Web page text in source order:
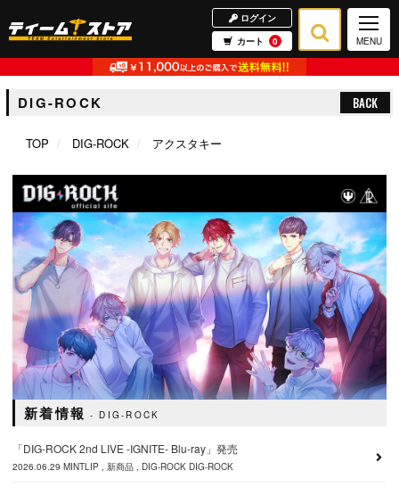
ログイン
カート
0 MENU
DIG-ROCK BACK
TOP DIG-ROCK アクスタキー
新着情報 DIG-ROCK
「DIG-ROCK 2nd LIVE -IGNITE- Blu-ray」発売
2026.06.29 MINTLIP 新商品 DIG-ROCK DIG-ROCK